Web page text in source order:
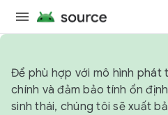
Để phù hợp với mô hình phát
chính và đảm bảo tính ổn
sinh thái, chúng tôi sẽ xuất